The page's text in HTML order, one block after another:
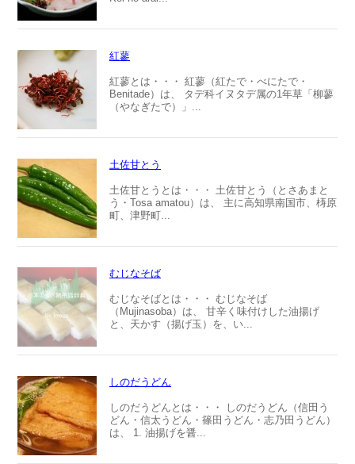
紅蓼
紅蓼とは・・・ 紅蓼（紅たで・べにたで・
Benitade）は、 タデ科イヌタデ属の1年草「柳蓼
（やなぎたで）」...
土佐甘とう
土佐甘とうとは・・・ 土佐甘とう（とさあまと
う・Tosa amatou）は、 主に高知県南国市、梼原
町、津野町...
むじなそば
むじなそばとは・・・ むじなそば
（Mujinasoba）は、 甘辛く味付けした油揚げ
と、天かす（揚げ玉）を、い...
しのだうどん
しのだうどんとは・・・ しのだうどん（信田う
どん・信太うどん・篠田うどん・志乃田うどん）
は、 1. 油揚げを醤...